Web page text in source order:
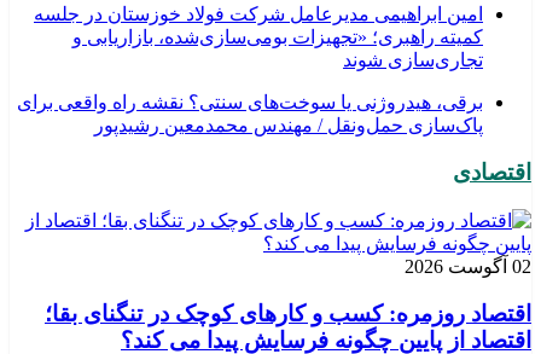
امین ابراهیمی مدیرعامل شرکت فولاد خوزستان در جلسه
کمیته راهبری؛ «تجهیزات بومی‌سازی‌شده، بازاریابی و
تجاری‌سازی شوند
برقی، هیدروژنی یا سوخت‌های سنتی؟ نقشه راه واقعی برای
پاک‌سازی حمل‌ونقل / مهندس محمدمعین رشیدپور
اقتصادی
02 آگوست 2026
اقتصاد روزمره: کسب‌ و کارهای کوچک در تنگنای بقا؛
اقتصاد از پایین چگونه فرسایش پیدا می کند؟